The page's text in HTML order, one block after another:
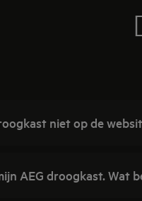
niet op de
AEG droogkast. Wat